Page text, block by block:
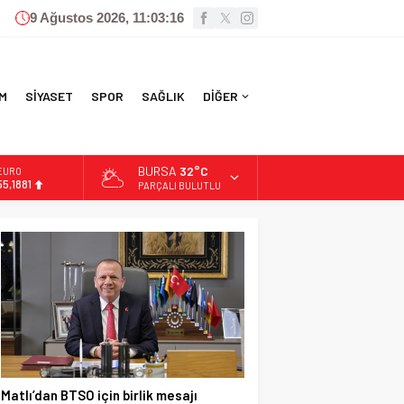
9 Ağustos 2026, 11:03:17
SİYASET SPOR SAĞLIK DİĞER
6.660,55
BİST
13.779,39
DOLAR
47,7111
BURSA 32°C
PARÇALI BULUTLU
Matlı’dan BTSO için birlik mesajı